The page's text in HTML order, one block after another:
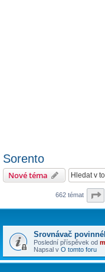
Sorento
Nové téma
662 témat
Srovnávač
Poslední příspěvek od
Napsal v O tomto foru